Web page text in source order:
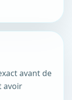
avant de
avoir